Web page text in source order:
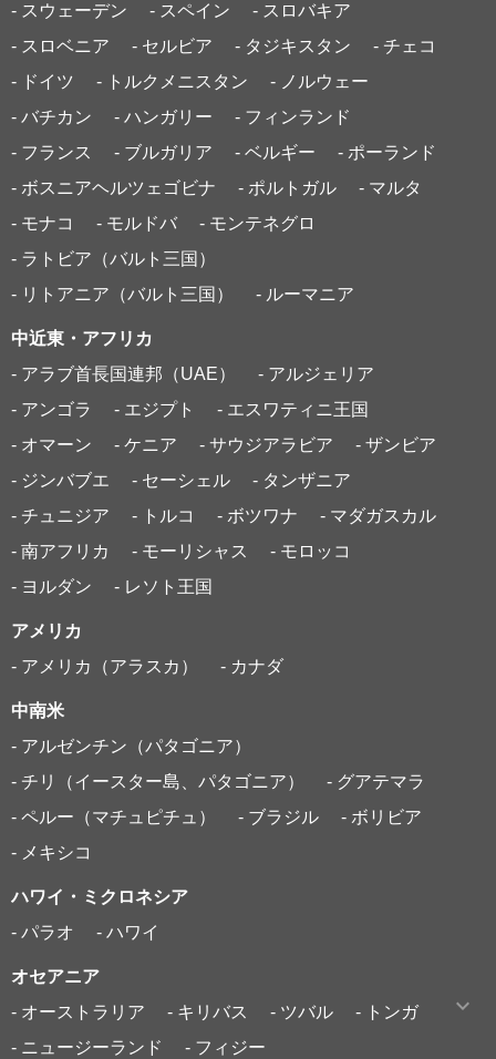
- スウェーデン
- スペイン
- スロバキア
- スロベニア
- セルビア - タジキスタン
- チェコ
- ドイツ
- トルクメニスタン
- ノルウェー
- バチカン
- ハンガリー
- フィンランド
- フランス
- ブルガリア - ベルギー
- ポーランド
- ボスニアヘルツェゴビナ
- ポルトガル
- マルタ
- モナコ
- モルドバ
- モンテネグロ
- ラトビア（バルト三国）
- リトアニア（バルト三国）
- ルーマニア
中近東・アフリカ
- アラブ首長国連邦（UAE）
- アルジェリア
- アンゴラ
- エジプト
- エスワティニ王国
- オマーン
- ケニア - サウジアラビア
- ザンビア
- ジンバブエ
- セーシェル
- タンザニア
- チュニジア
- トルコ - ボツワナ
- マダガスカル
- 南アフリカ
- モーリシャス
- モロッコ
- ヨルダン
- レソト王国
アメリカ
- アメリカ（アラスカ）
- カナダ
中南米
- アルゼンチン（パタゴニア）
- チリ（イースター島、パタゴニア）
- グアテマラ
- ペルー（マチュピチュ）
- ブラジル
- ボリビア
- メキシコ
ハワイ・ミクロネシア
- パラオ
- ハワイ
オセアニア
- オーストラリア
- キリバス - ツバル
- トンガ
- ニュージーランド
- フィジー